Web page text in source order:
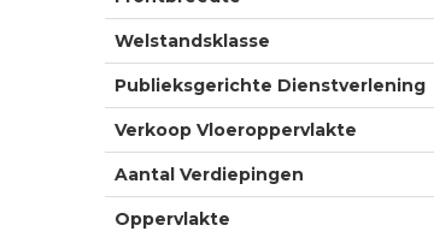
Welstandsklasse
Publieksgerichte Dienstverlening
Verkoop Vloeroppervlakte
Aantal Verdiepingen
Oppervlakte